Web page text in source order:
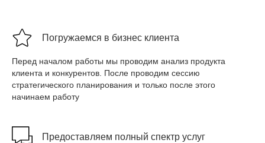
Погружаемся в бизнес клиента
Перед началом работы мы проводим анализ продукта
клиента и конкурентов. После проводим сессию
стратегического планирования и только после этого
начинаем работу
Предоставляем полный спектр услуг